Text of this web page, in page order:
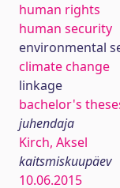
human rights
human security
environmental
climate change
linkage
bachelor's
juhendaja
Kirch, Aksel
kaitsmiskuupäev
10.06.2015